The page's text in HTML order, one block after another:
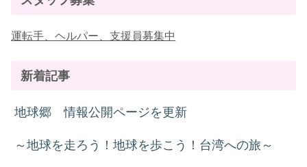
運転手、ヘルパー、支援員募集中
新着記事
地球郷 情報公開ページを更新
～地球を走ろう！地球を歩こう！台湾への旅～